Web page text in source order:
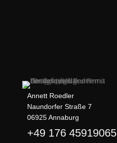
Annett Roedler
Naundorfer Straße 7
06925 Annaburg
+49 176 45919065